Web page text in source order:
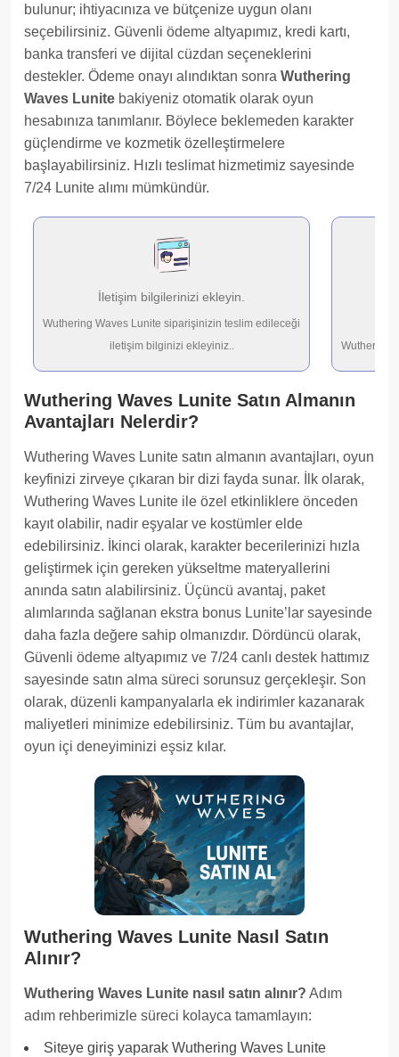
bulunur; ihtiyacınıza ve bütçenize uygun olanı
seçebilirsiniz. Güvenli ödeme altyapımız, kredi kartı,
banka transferi ve dijital cüzdan seçeneklerini
destekler. Ödeme onayı alındıktan sonra Wuthering
Waves Lunite bakiyeniz otomatik olarak oyun
hesabınıza tanımlanır. Böylece beklemeden karakter
güçlendirme ve kozmetik özelleştirmelere
başlayabilirsiniz. Hızlı teslimat hizmetimiz sayesinde
7/24 Lunite alımı mümkündür.
İletişim bilgilerinizi ekleyin.
Wuthering Waves Lunite siparişinizin teslim edileceği
iletişim bilginizi ekleyiniz..
Wuthering
Wuthering Waves Lunite Satın Almanın
Avantajları Nelerdir?
Wuthering Waves Lunite satın almanın avantajları, oyun
keyfinizi zirveye çıkaran bir dizi fayda sunar. İlk olarak,
Wuthering Waves Lunite ile özel etkinliklere önceden
kayıt olabilir, nadir eşyalar ve kostümler elde
edebilirsiniz. İkinci olarak, karakter becerilerinizi hızla
geliştirmek için gereken yükseltme materyallerini
anında satın alabilirsiniz. Üçüncü avantaj, paket
alımlarında sağlanan ekstra bonus Lunite’lar sayesinde
daha fazla değere sahip olmanızdır. Dördüncü olarak,
Güvenli ödeme altyapımız ve 7/24 canlı destek hattımız
sayesinde satın alma süreci sorunsuz gerçekleşir. Son
olarak, düzenli kampanyalarla ek indirimler kazanarak
maliyetleri minimize edebilirsiniz. Tüm bu avantajlar,
oyun içi deneyiminizi eşsiz kılar.
Wuthering Waves Lunite Nasıl Satın
Alınır?
Wuthering Waves Lunite nasıl satın alınır? Adım
adım rehberimizle süreci kolayca tamamlayın:
Siteye giriş yaparak Wuthering Waves Lunite